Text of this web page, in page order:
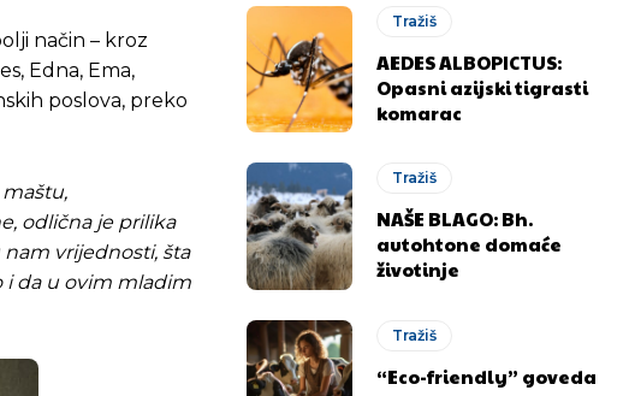
način – kroz
Edna, Ema,
poslova, preko
odlična je prilika
vrijednosti, šta
i da u ovim mladim
Tražiš
AEDES ALBOPICTUS:
Opasni azijski tigrasti
komarac
Tražiš
NAŠE BLAGO: Bh.
autohtone domaće
životinje
Tražiš
“Eco-friendly” goveda